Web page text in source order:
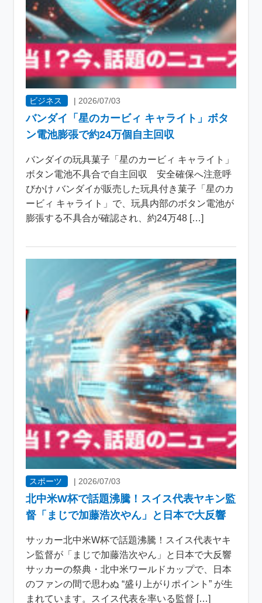
ビジネス | 2026/07/03
バンダイ「星のカービィ キャライト」ボタ
ン電池膨張で約24万個自主回収
バンダイの玩具菓子「星のカービィ キャライト」
ボタン電池不具合で自主回収 安全確保へ注意呼
びかけ バンダイが販売した玩具付き菓子「星のカ
ービィ キャライト」で、玩具内部のボタン電池が
膨張する不具合が確認され、約24万48 […]
スポーツ | 2026/07/03
北中米W杯で話題沸騰！スイス代表ヤキン監
督「まじで加藤浩次やん」と日本で大反響
サッカー北中米W杯で話題沸騰！スイス代表ヤキ
ン監督が「まじで加藤浩次やん」と日本で大反響
サッカーの祭典・北中米ワールドカップで、日本
のファンの間で思わぬ “盛り上がりポイント” が生
まれています。スイス代表を率いる監督 […]